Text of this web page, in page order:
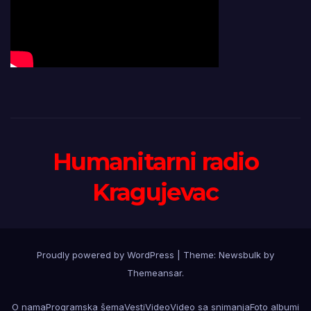
Humanitarni radio
Kragujevac
Proudly powered by WordPress Theme: Newsbulk by
Themeansar.
O namaProgramska šemaVestiVideoVideo sa snimanjaFoto albumi